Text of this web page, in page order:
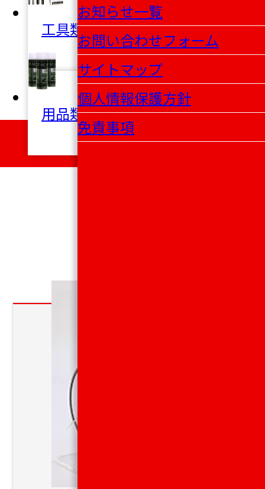
お知らせ一覧
お問い合わせフォーム
サイトマップ
個人情報保護方針
免責事項
工具類 配管製品
カップリ
ング
用品類
シュミッ
ト
カップリ
設備・機
・その他